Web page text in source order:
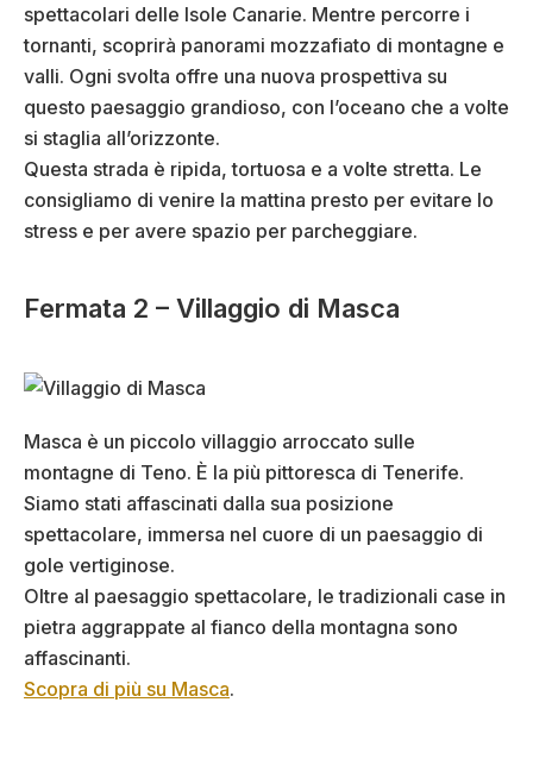
spettacolari delle Isole Canarie. Mentre percorre i
tornanti, scoprirà panorami mozzafiato di montagne e
valli. Ogni svolta offre una nuova prospettiva su
questo paesaggio grandioso, con l’oceano che a volte
si staglia all’orizzonte.
Questa strada è ripida, tortuosa e a volte stretta. Le
consigliamo di venire la mattina presto per evitare lo
stress e per avere spazio per parcheggiare.
Fermata 2 – Villaggio di Masca
Masca è un piccolo villaggio arroccato sulle
montagne di Teno. È la più pittoresca di Tenerife.
Siamo stati affascinati dalla sua posizione
spettacolare, immersa nel cuore di un paesaggio di
gole vertiginose.
Oltre al paesaggio spettacolare, le tradizionali case in
pietra aggrappate al fianco della montagna sono
affascinanti.
Scopra di più su Masca.